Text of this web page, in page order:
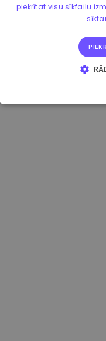
piekrītat visu sīkfailu